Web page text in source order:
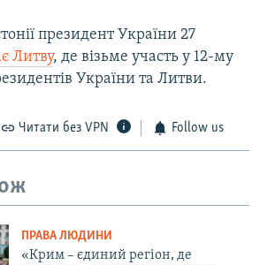
президент України 27
Литву, де візьме участь у 12-му
України та Литви.
Читати без VPN Follow us
ПРАВА ЛЮДИНИ
«Крим – єдиний регіон, де